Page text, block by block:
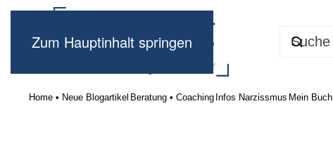
Zum Hauptinhalt springen
Home • Neue Blogartikel Beratung • Coaching Infos Narzissmus Mein Buch